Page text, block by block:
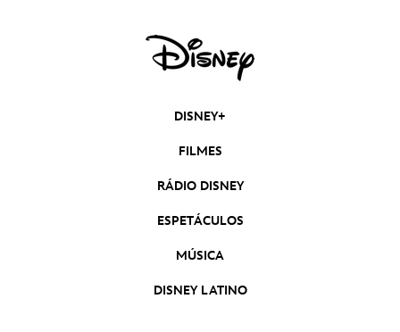
DISNEY+
FILMES
RÁDIO DISNEY
ESPETÁCULOS
MÚSICA
DISNEY LATINO